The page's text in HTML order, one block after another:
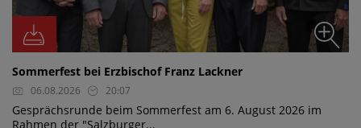
Sommerfest bei Erzbischof Franz Lackner
06.08.2026 20:07
Gesprächsrunde beim Sommerfest am 6. August 2026 im
Rahmen der "Salzburger...